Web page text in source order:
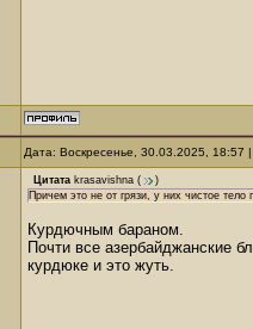
Дата: Воскресенье, 30.03.2025,
Цитата krasavishna (
)
Причем это не от грязи, у них чистое
Курдючным бараном.
Почти все азербайджанские
курдюке и это жуть.